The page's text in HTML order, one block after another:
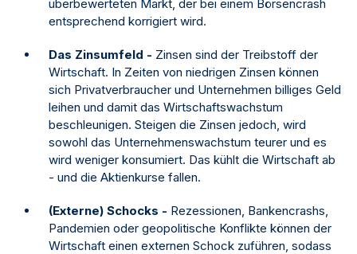
überbewerteten Markt, der bei einem Börsencrash
entsprechend korrigiert wird.
Das Zinsumfeld - Zinsen sind der Treibstoff der
Wirtschaft. In Zeiten von niedrigen Zinsen können
sich Privatverbraucher und Unternehmen billiges Geld
leihen und damit das Wirtschaftswachstum
beschleunigen. Steigen die Zinsen jedoch, wird
sowohl das Unternehmenswachstum teurer und es
wird weniger konsumiert. Das kühlt die Wirtschaft ab
- und die Aktienkurse fallen.
(Externe) Schocks - Rezessionen, Bankencrashs,
Pandemien oder geopolitische Konflikte können der
Wirtschaft einen externen Schock zuführen, sodass